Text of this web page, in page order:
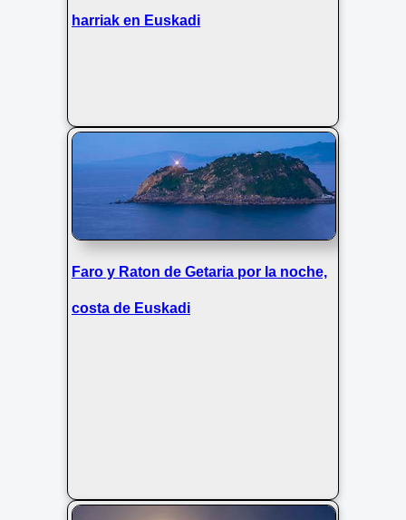
harriak en Euskadi
Faro y Raton de Getaria por la noche,
costa de Euskadi